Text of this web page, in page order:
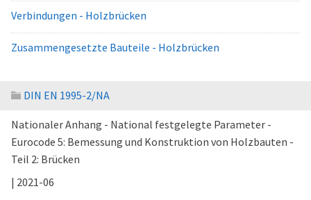
Verbindungen - Holzbrücken
Zusammengesetzte Bauteile - Holzbrücken
DIN EN 1995-2/NA
Nationaler Anhang - National festgelegte Parameter -
Eurocode 5: Bemessung und Konstruktion von Holzbauten -
Teil 2: Brücken
| 2021-06